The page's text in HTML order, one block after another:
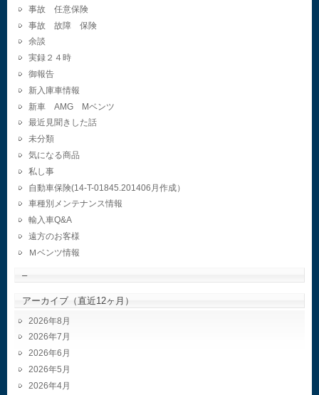
事故 任意保険
事故 故障 保険
余談
実録２４時
御報告
新入庫車情報
新車 AMG Mベンツ
最近見聞きした話
未分類
気になる商品
私し事
自動車保険(14-T-01845.201406月作成）
車種別メンテナンス情報
輸入車Q&A
遠方のお客様
Ｍベンツ情報
–
アーカイブ（直近12ヶ月）
2026年8月
2026年7月
2026年6月
2026年5月
2026年4月